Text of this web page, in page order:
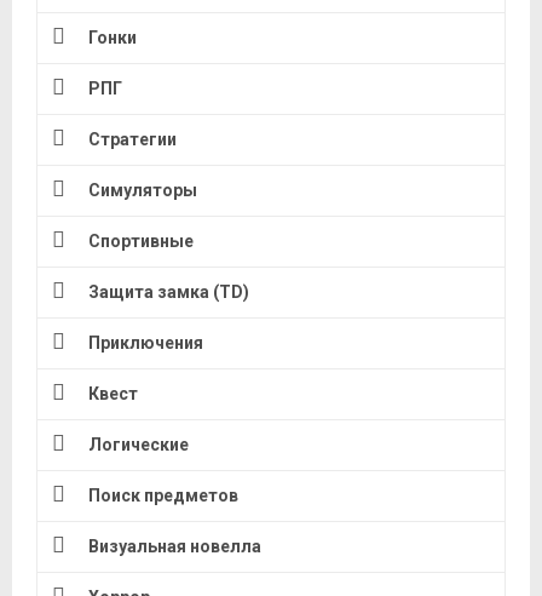
Гонки
РПГ
Стратегии
Симуляторы
Спортивные
Защита замка (TD)
Приключения
Квест
Логические
Поиск предметов
Визуальная новелла